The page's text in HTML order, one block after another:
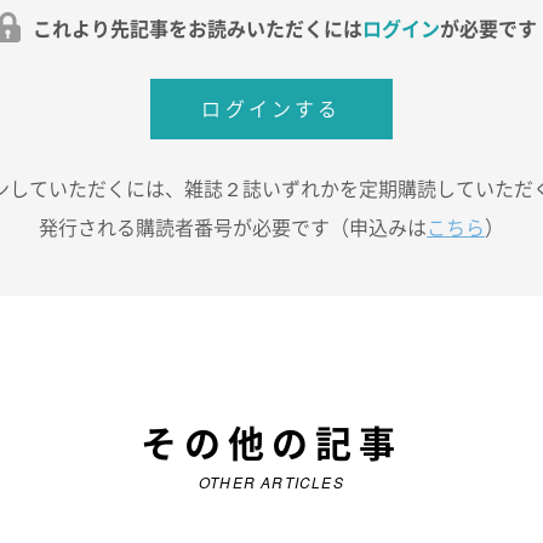
これより先記事をお読みいただくにはログインが必要です
ログインする
していただくには、雑誌２誌いずれかを定期購読していただ
発行される購読者番号が必要です（申込みは こちら ）
その他の記事
OTHER ARTICLES